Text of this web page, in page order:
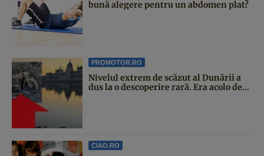
bună alegere pentru un abdomen plat?
PROMOTOR.RO
Nivelul extrem de scăzut al Dunării a
dus la o descoperire rară. Era acolo de...
CIAO.RO